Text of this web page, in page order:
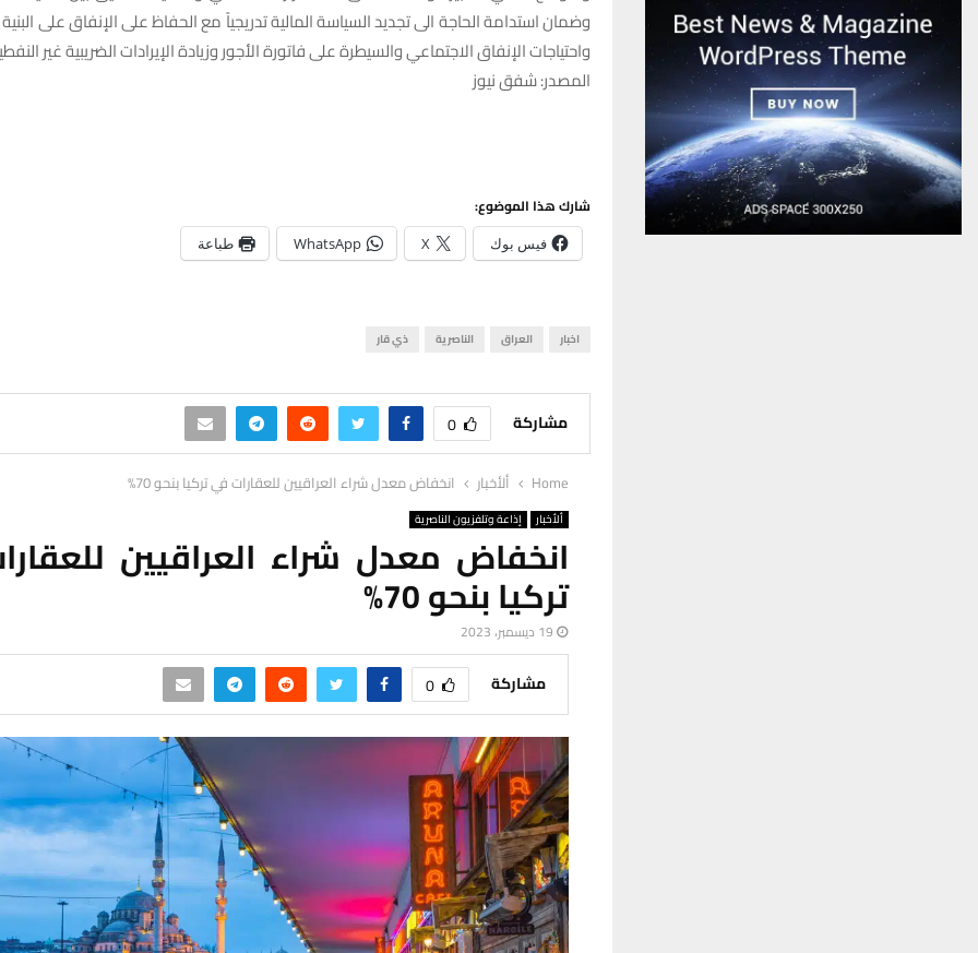
وضمان استدامة الحاجة الى تجديد السياسة المالية تدريجياً مع الحفاظ على الإنفاق على البنية
واحتياجات الإنفاق الاجتماعي والسيطرة على فاتورة الأجور وزيادة الإيرادات الضريبية غير
المصدر: شفق نيوز
شارك هذا الموضوع:
فيس بوك X
WhatsApp طباعة
اخبار العراق الناصرية ذي قار
مشاركة 0
Home ألأخبار انخفاض معدل شراء العراقيين للعقارات في تركيا بنحو 70%
ألأخبار إذاعة وتلفزيون الناصرية
انخفاض معدل شراء العراقيين
تركيا بنحو 70%
19 ديسمبر، 2023
مشاركة 0